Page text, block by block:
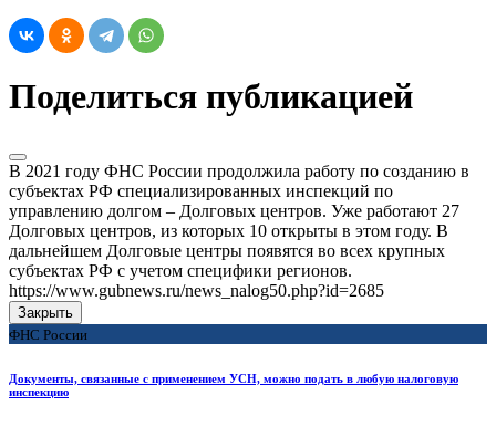
Поделиться публикацией
В 2021 году ФНС России продолжила работу по созданию в
субъектах РФ специализированных инспекций по
управлению долгом – Долговых центров. Уже работают 27
Долговых центров, из которых 10 открыты в этом году. В
дальнейшем Долговые центры появятся во всех крупных
субъектах РФ с учетом специфики регионов.
https://www.gubnews.ru/news_nalog50.php?id=2685
Закрыть
ФНС России
Документы, связанные с применением УСН, можно подать в любую налоговую
инспекцию